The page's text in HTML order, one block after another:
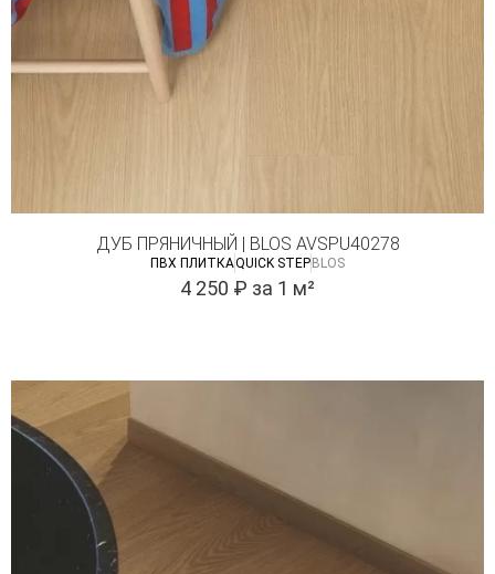
ДУБ ПРЯНИЧНЫЙ | BLOS AVSPU40278
ПВХ ПЛИТКАQUICK STEPBLOS
4 250 ₽ за 1 м²